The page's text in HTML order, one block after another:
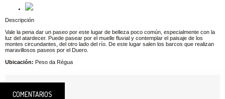
Descripción
Vale la pena dar un paseo por este lugar de belleza poco común, especialmente con la
luz del atardecer. Puede pasear por el muelle fluvial y contemplar el paisaje de los
montes circundantes, del otro lado del río. De este lugar salen los barcos que realizan
maravillosos paseos por el Duero.
Ubicación: Peso da Régua
COMENTARIOS